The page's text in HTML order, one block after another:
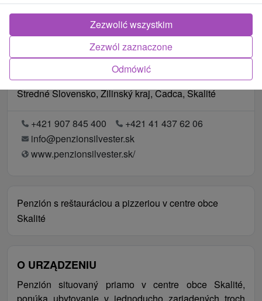
Lokalizacja
Stredné Slovensko, Žilinský kraj, Čadca, Skalité
+421 907 845 400
+421 41 437 62 06
info@penzionsilvester.sk
www.penzionsilvester.sk/
Penzión s reštauráciou a pizzeriou v centre obce
Skalité
O URZĄDZENIU
Penzión situovaný priamo v centre obce Skalité,
Odmówić
Zezwól zaznaczone
Zezwolić wszystkim